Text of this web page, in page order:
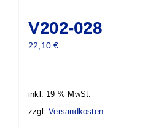
V202-028
22,10€
inkl. 19 % MwSt.
zzgl.Versandkosten